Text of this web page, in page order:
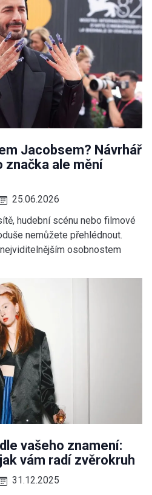
Jacobsem? Návrhář
značka ale mění
25.06.2026
hudební scénu nebo filmové
nemůžete přehlédnout.
osobnostem
vašeho znamení:
vám radí zvěrokruh
31.12.2025